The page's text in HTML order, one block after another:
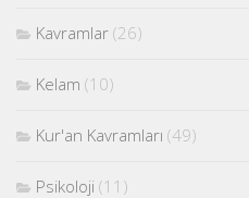
Kavramlar (26)
Kelam (10)
Kur'an Kavramları (49)
Psikoloji (11)